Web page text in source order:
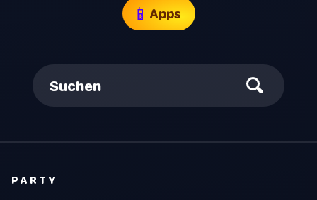
📱 Apps
Suchen
PARTY